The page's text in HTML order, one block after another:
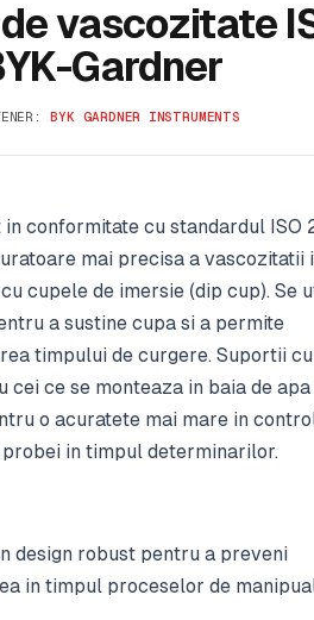
vascozitate
Gardner
BYK GARDNER INSTRUMENTS
in conformitate cu standardul ISO
mai precisa a vascozitatii
cupele de imersie (dip cup). Se
a sustine cupa si a permite
timpului de curgere. Suportii
cei ce se monteaza in baia de apa
o acuratete mai mare in
in timpul determinarilor.
design robust pentru a preveni
in timpul proceselor de